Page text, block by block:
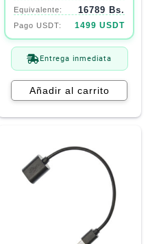
16789 Bs.
1499 USDT
Entrega inmediata
Añadir al carrito